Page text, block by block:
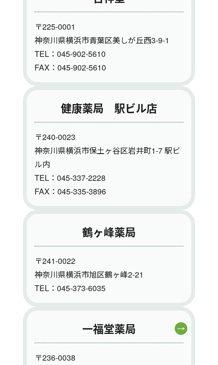
〒225-0001
神奈川県横浜市青葉区美しが丘西3-9-1
TEL：045-902-5610
FAX：045-902-5610
健康薬局 駅ビル店
〒240-0023
神奈川県横浜市保土ヶ谷区岩井町1-7 駅ビ
ル内
TEL：045-337-2228
FAX：045-335-3896
鶴ヶ峰薬局
〒241-0022
神奈川県横浜市旭区鶴ヶ峰2-21
TEL：045-373-6035
一福堂薬局
〒236-0038